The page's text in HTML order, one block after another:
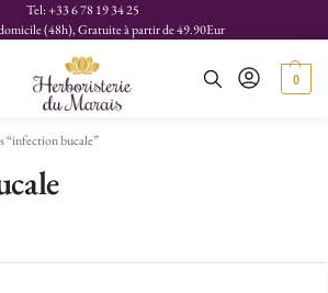
Tel: +33 6 78 19 34 25
(48h), Gratuite à partir de 49.90Eur
0
“infection bucale”